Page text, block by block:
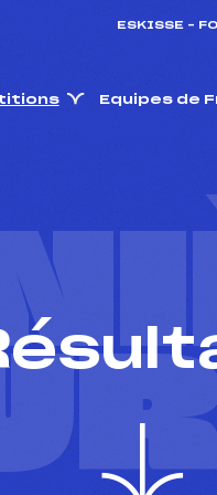
ESKISSE –
Equipes de